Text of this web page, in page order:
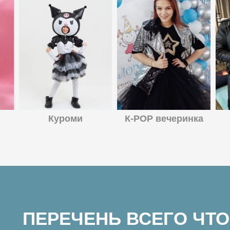
Куроми К-POP вечеринка
ПЕРЕЧЕНЬ ВСЕГО